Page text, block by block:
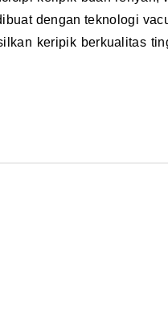
dengan teknologi
keripik berkualitas